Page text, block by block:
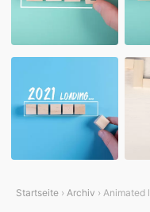
Startseite› Archiv ›